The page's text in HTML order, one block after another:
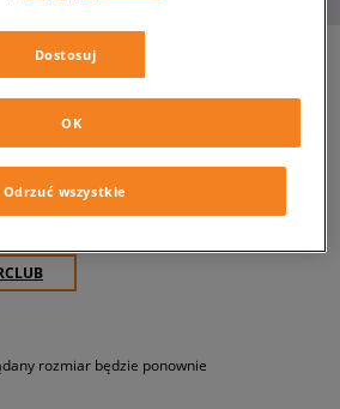
rozmiar będzie ponownie
Dostosuj
Odrzuć wszystkie
OK